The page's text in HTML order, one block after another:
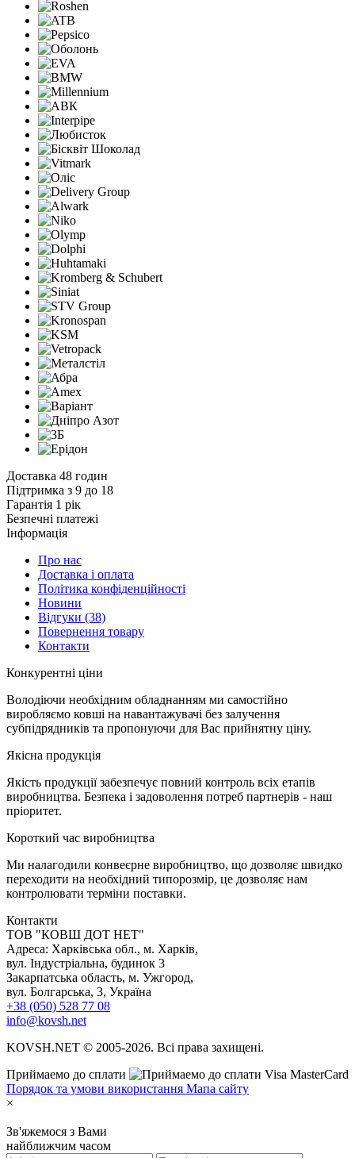
Доставка 48 годин
Підтримка з 9 до 18
Гарантія 1 рік
Безпечні платежі
Інформація
Про нас
Доставка і оплата
Політика конфіденційності
Новини
Відгуки (38)
Повернення товару
Контакти
Конкурентні ціни
Володіючи необхідним обладнанням ми самостійно
виробляємо ковші на навантажувачі без залучення
субпідрядників та пропонуючи для Вас прийнятну ціну.
Якісна продукція
Якість продукції забезпечує повний контроль всіх етапів
виробництва. Безпека і задоволення потреб партнерів - наш
пріоритет.
Короткий час виробництва
Ми налагодили конвеєрне виробництво, що дозволяє швидко
переходити на необхідний типорозмір, це дозволяє нам
контролювати терміни поставки.
Контакти
TOB "КОВШ ДОТ НЕТ"
Адреса: Харківська обл., м. Харків,
вул. Індустріальна, будинок 3
Закарпатська область, м. Ужгород,
вул. Болгарська, 3, Україна
+38 (050) 528 77 08
info@kovsh.net
KOVSH.NET © 2005-2026. Всі права захищені.
Приймаемо до сплати
Порядок та умови використання Мапа сайту
×
Зв'яжемося з Вами
найближчим часом